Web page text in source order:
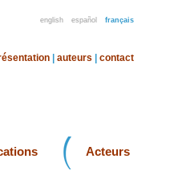
english español français
auteurs contact
Acteurs